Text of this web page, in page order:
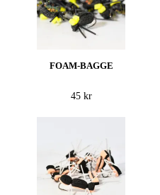
FOAM-BAGGE
45 kr